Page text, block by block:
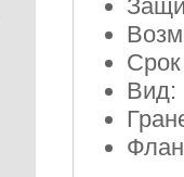
Вид: